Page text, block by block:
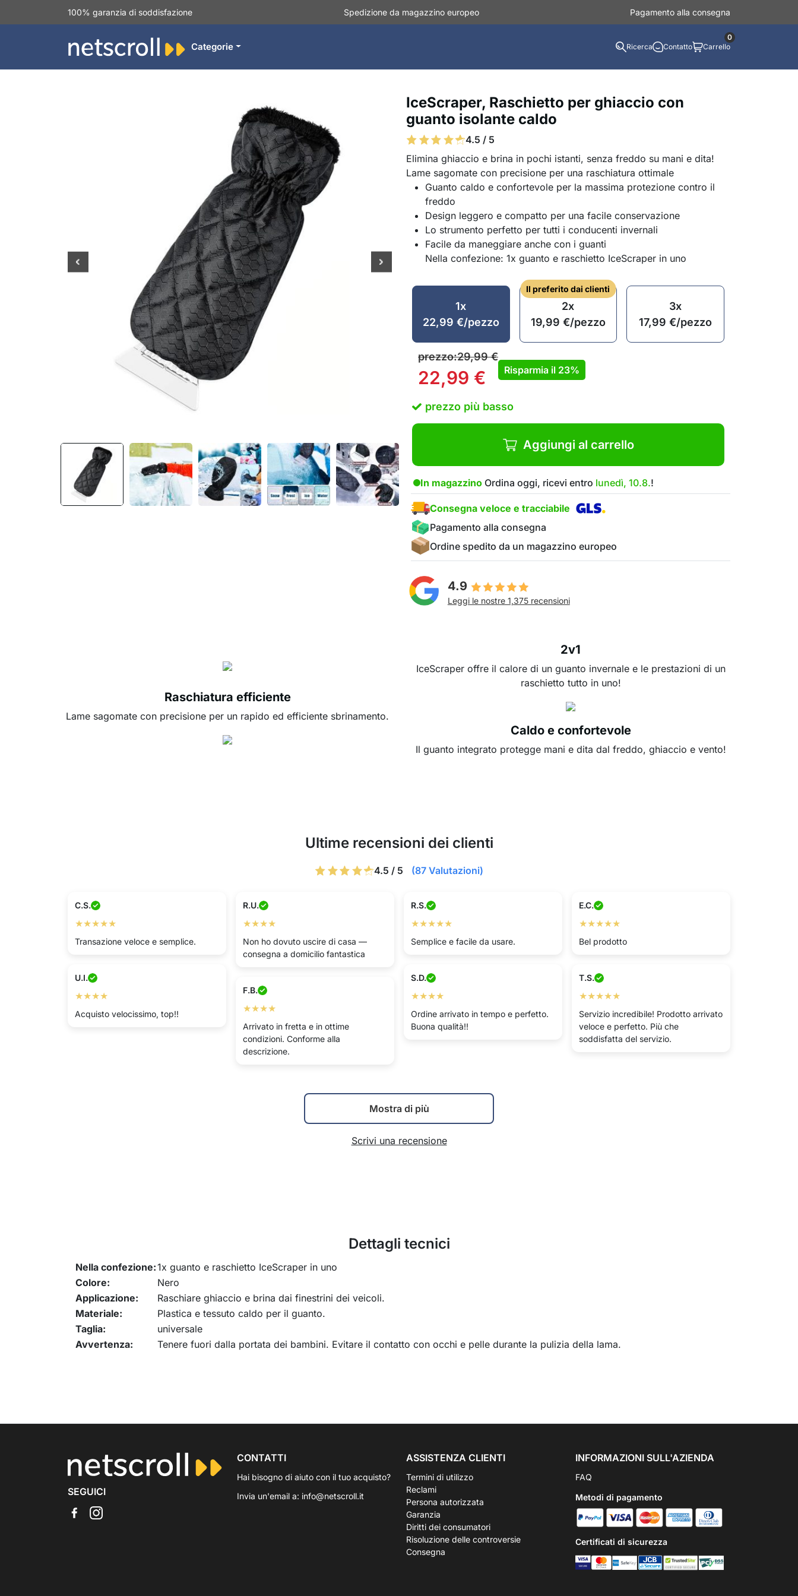
100% garanzia di soddisfazione Spedizione da magazzino europeo Pagamento alla consegna
Categorie Ricerca Contatto Carrello
0
IceScraper, Raschietto per ghiaccio con
guanto isolante caldo
4.5 / 5
Elimina ghiaccio e brina in pochi istanti, senza freddo su mani e dita!
Lame sagomate con precisione per una raschiatura ottimale
Guanto caldo e confortevole per la massima protezione contro il
freddo
Design leggero e compatto per una facile conservazione
Lo strumento perfetto per tutti i conducenti invernali
Facile da maneggiare anche con i guanti
Nella confezione: 1x guanto e raschietto IceScraper in uno
1x
22,99 €/pezzo
Il preferito dai clienti
2x
19,99 €/pezzo
3x
17,99€/pezzo
prezzo:29,99€
22,99 € Risparmia il 23%
prezzo più basso
Aggiungi al carrello
In magazzino Ordina oggi, ricevi entro lunedì, 10.8.!
Consegna veloce e tracciabile
Pagamento alla consegna
Ordine spedito da un magazzino europeo
4.9
Leggi le nostre 1,375 recensioni
2v1
IceScraper offre il calore di un guanto invernale e le prestazioni di un
raschietto tutto in uno!
Raschiatura efficiente
Lame sagomate con precisione per un rapido ed efficiente sbrinamento.
Caldo e confortevole
Il guanto integrato protegge mani e dita dal freddo, ghiaccio e vento!
Ultime recensioni dei clienti
4.5 / 5 (87 Valutazioni)
C.S.
★★★★★
Transazione veloce e semplice.
R.U.
★★★★
Non ho dovuto uscire di casa —
consegna a domicilio fantastica
R.S.
★★★★★
Semplice e facile da usare.
E.C.
★★★★★
Bel prodotto
U.I.
★★★★
Acquisto velocissimo, top!!
S.D.
★★★★
Ordine arrivato in tempo e perfetto.
Buona qualità!!
T.S.
★★★★★
Servizio incredibile! Prodotto arrivato
veloce e perfetto. Più che
soddisfatta del servizio.
F.B.
★★★★
Arrivato in fretta e in ottime
condizioni. Conforme alla
descrizione.
Mostra di più
Scrivi una recensione
Dettagli tecnici
Nella confezione:1x guanto e raschietto IceScraper in uno
Colore:
Nero
Applicazione:
Raschiare ghiaccio e brina dai finestrini dei veicoli.
Materiale:
Plastica e tessuto caldo per il guanto.
Taglia:
universale
Avvertenza:
Tenere fuori dalla portata dei bambini. Evitare il contatto con occhi e pelle durante la pulizia della lama.
SEGUICI
CONTATTI
Hai bisogno di aiuto con il tuo acquisto?
Invia un'email a: info@netscroll.it
ASSISTENZA CLIENTI
Termini di utilizzo
Reclami
Persona autorizzata
Garanzia
Diritti dei consumatori
Risoluzione delle controversie
Consegna
INFORMAZIONI SULL'AZIENDA
FAQ
Metodi di pagamento
Certificati di sicurezza